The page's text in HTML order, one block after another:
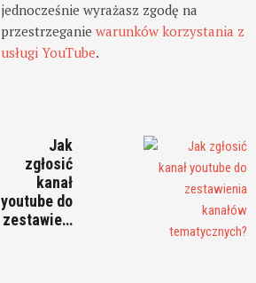
jednocześnie wyrażasz zgodę na
przestrzeganiewarunków korzystania z
usługi YouTube.
Jak
zgłosić
kanał
youtube do
zestawie…